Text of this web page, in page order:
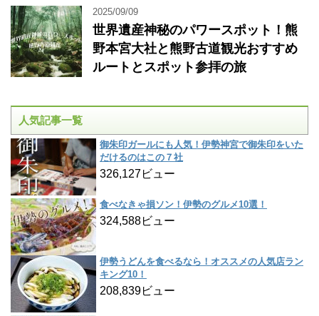
2025/09/09
世界遺産神秘のパワースポット！熊
野本宮大社と熊野古道観光おすすめ
ルートとスポット参拝の旅
人気記事一覧
御朱印ガールにも人気！伊勢神宮で御朱印をいた
だけるのはこの７社
326,127ビュー
食べなきゃ損ソン！伊勢のグルメ10選！
324,588ビュー
伊勢うどんを食べるなら！オススメの人気店ラン
キング10！
208,839ビュー